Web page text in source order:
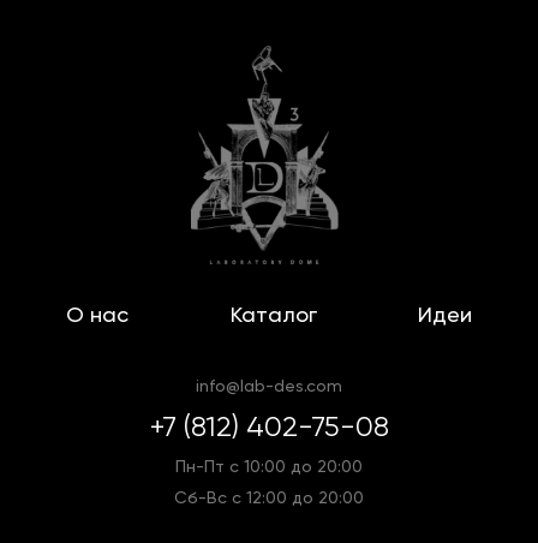
О нас Каталог Идеи
info@lab-des.com
+7 (812) 402-75-08
Пн-Пт с 10:00 до 20:00
Сб-Вс с 12:00 до 20:00